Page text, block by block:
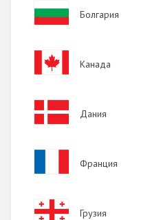
Image
Болгария
Image
Канада
Image
Дания
Франция
Image
Грузия